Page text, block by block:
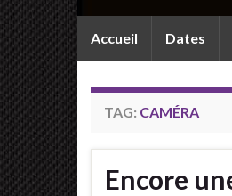
Accueil Dates
TAG: CAMÉRA
Encore